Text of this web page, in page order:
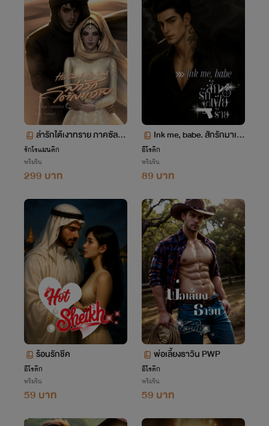
ล่ารักใต้เงาทราย ภาคซัลมา
นและขอบฟ้า
รักโรแมนติก
พริมริน
299 บาท
Ink me, babe. สักรักมาเฟี
ยร้าย /Domination / Emot
ional Control
อีโรติก
พริมริน
89 บาท
ร้อนรักชีค
อีโรติก
พริมริน
59 บาท
พ่อเลี้ยงธาวิน PWP
อีโรติก
พริมริน
59 บาท